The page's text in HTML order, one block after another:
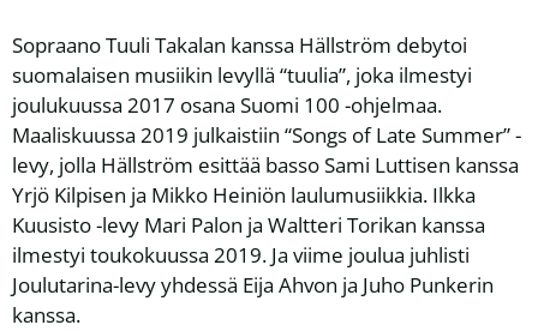
Sopraano Tuuli Takalan kanssa Hällström debytoi
suomalaisen musiikin levyllä “tuulia”, joka ilmestyi
joulukuussa 2017 osana Suomi 100 -ohjelmaa.
Maaliskuussa 2019 julkaistiin “Songs of Late Summer” -
levy, jolla Hällström esittää basso Sami Luttisen kanssa
Yrjö Kilpisen ja Mikko Heiniön laulumusiikkia. Ilkka
Kuusisto -levy Mari Palon ja Waltteri Torikan kanssa
ilmestyi toukokuussa 2019. Ja viime joulua juhlisti
Joulutarina-levy yhdessä Eija Ahvon ja Juho Punkerin
kanssa.